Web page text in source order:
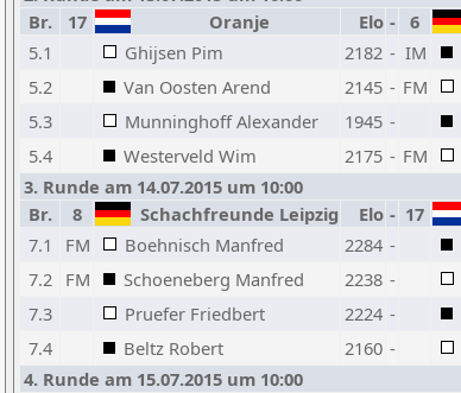
Br.
17 Oranje Elo - 6
5.1
Ghijsen Pim 2182 - IM
5.2
Van Oosten Arend 2145 - FM
5.3
Munninghoff Alexander 1945 -
5.4
Westerveld Wim 2175 - FM
3. Runde am 14.07.2015 um 10:00
Br.
8 Schachfreunde Leipzig Elo - 17
7.1
FM Boehnisch Manfred 2284 -
7.2 FM Schoeneberg Manfred 2238 -
7.3
Pruefer Friedbert 2224 -
7.4
Beltz Robert 2160 -
4. Runde am 15.07.2015 um 10:00